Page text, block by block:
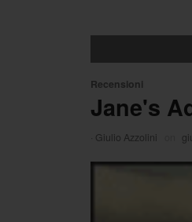
Recensioni
Jane's
Giulio Azzolini